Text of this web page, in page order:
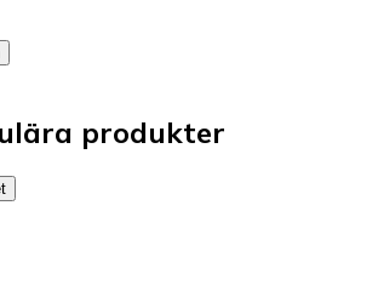
produkter